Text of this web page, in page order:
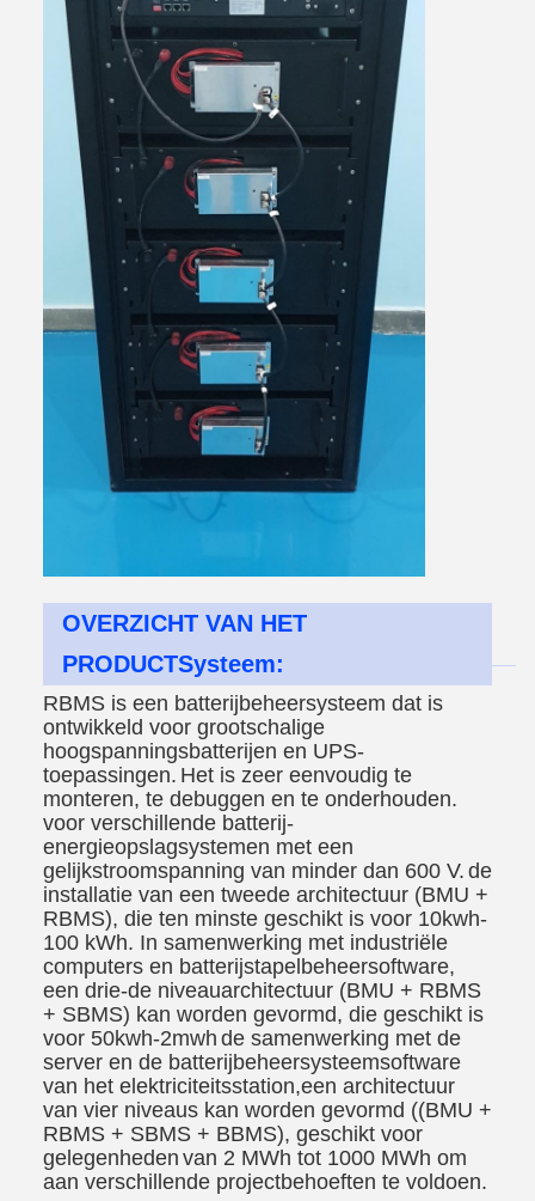
OVERZICHT VAN HET
PRODUCTSysteem:
RBMS is een batterijbeheersysteem dat is
ontwikkeld voor grootschalige
hoogspanningsbatterijen en UPS-
toepassingen. Het is zeer eenvoudig te
monteren, te debuggen en te onderhouden.
voor verschillende batterij-
energieopslagsystemen met een
gelijkstroomspanning van minder dan 600 V. de
installatie van een tweede architectuur (BMU +
RBMS), die ten minste geschikt is voor 10kwh-
100 kWh. In samenwerking met industriële
computers en batterijstapelbeheersoftware,
een drie-de niveauarchitectuur (BMU + RBMS
+ SBMS) kan worden gevormd, die geschikt is
voor 50kwh-2mwh de samenwerking met de
server en de batterijbeheersysteemsoftware
van het elektriciteitsstation,een architectuur
van vier niveaus kan worden gevormd ((BMU +
RBMS + SBMS + BBMS), geschikt voor
gelegenheden van 2 MWh tot 1000 MWh om
aan verschillende projectbehoeften te voldoen.